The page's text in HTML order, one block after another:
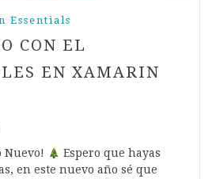
Essentials
CON EL
EN XAMARIN
Nuevo!
Espero que hayas
en este nuevo año sé que